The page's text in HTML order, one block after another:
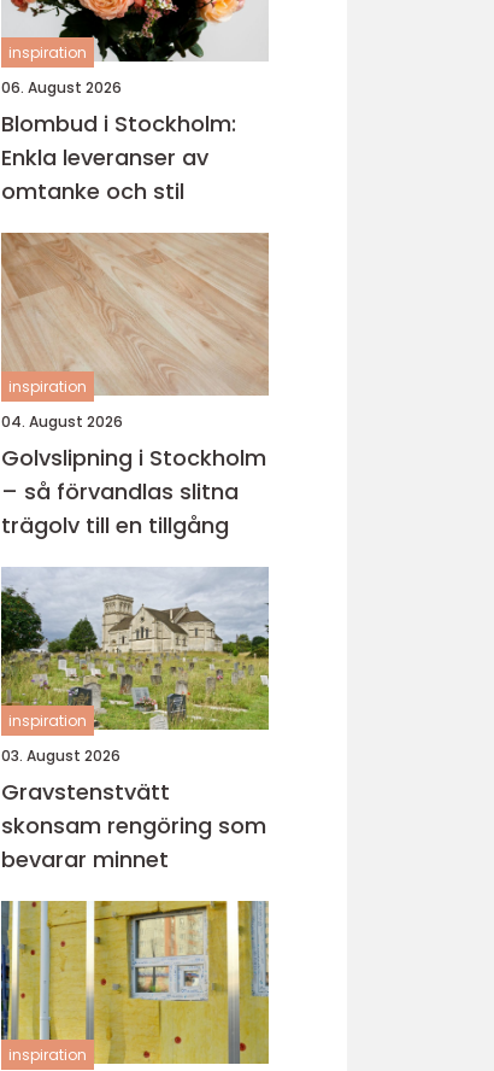
inspiration
06. August 2026
Blombud i Stockholm:
Enkla leveranser av
omtanke och stil
inspiration
04. August 2026
Golvslipning i Stockholm
– så förvandlas slitna
trägolv till en tillgång
inspiration
03. August 2026
Gravstenstvätt
skonsam rengöring som
bevarar minnet
inspiration